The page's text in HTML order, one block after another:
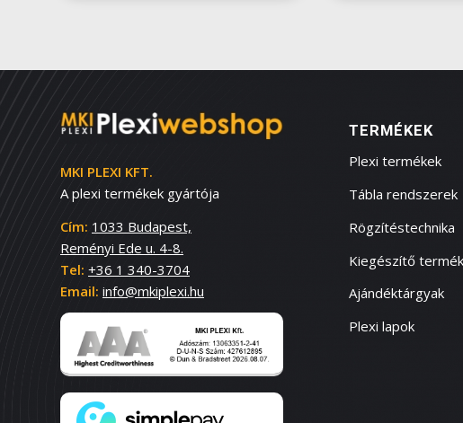
MKI PLEXI KFT.
A plexi termékek gyártója
Cím: 1033 Budapest,
Reményi Ede u. 4-8.
Tel: +36 1 340-3704
Email: info@mkiplexi.hu
TERMÉKEK
Plexi termékek
Tábla rendszerek
Rögzítéstechnika
Kiegészítő
Ajándéktárgyak
Plexi lapok